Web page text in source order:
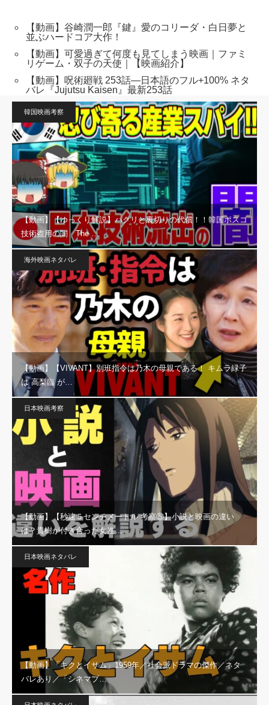
【動画】谷崎潤一郎『鍵』愛のコリーダ・白日夢と
並ぶハードコア大作！
【動画】可愛過ぎて何度も見てしまう映画｜ファミ
リゲーム・双子の天使｜【映画紹介】
【動画】呪術廻戦 253話―日本語のフル+100% ネタ
バレ『Jujutsu Kaisen』最新253話
韓国映画考察
【動画】【ゆっくり解説】パクリと裏切りの代償！！韓国ポスコ
技術盗用の闇 The …
海外映画ネタバレ
【動画】【VIVANT】別班指令は乃木の母親である！ キムラ緑子
は 高梨臨 が…
日本映画考察
【動画】【秒速５センチメートル 考察⑤】小説と映画の違い
は？貴樹が付き合った女性…
日本映画ネタバレ
【動画】「キクとイサム」1959年／社会派ドラマの傑作／ネタ
バレあり／「シネマプ…